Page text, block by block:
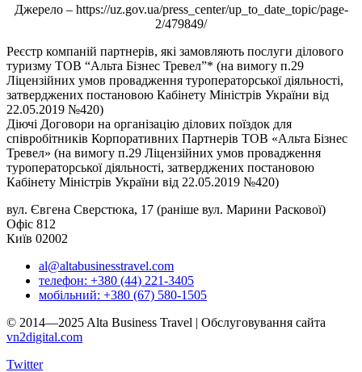
Джерело – https://uz.gov.ua/press_center/up_to_date_topic/page-
2/479849/
Реєстр компаній партнерів, які замовляють послуги ділового
туризму ТОВ “Альта Бізнес Тревел”* (на вимогу п.29
Ліцензійних умов провадження туроператорської діяльності,
затверджених постановою Кабінету Міністрів України від
22.05.2019 №420)
Діючі Договори на організацію ділових поїздок для
співробітників Корпоративних Партнерів ТОВ «Альта Бізнес
Тревел» (на вимогу п.29 Ліцензійних умов провадження
туроператорської діяльності, затверджених постановою
Кабінету Міністрів України від 22.05.2019 №420)
вул. Євгена Сверстюка, 17 (раніше вул. Марини Раскової)
Офіс 812
Київ 02002
al@altabusinesstravel.com
телефон: +380 (44) 221-3405
мобільний: +380 (67) 580-1505
© 2014—2025 Alta Business Travel | Обслуговування сайта
vn2digital.com
Twitter